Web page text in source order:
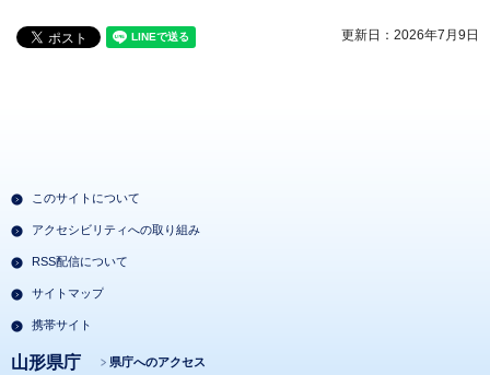
更新日：2026年7月9日
このサイトについて
アクセシビリティへの取り組み
RSS配信について
サイトマップ
携帯サイト
山形県庁 県庁へのアクセス